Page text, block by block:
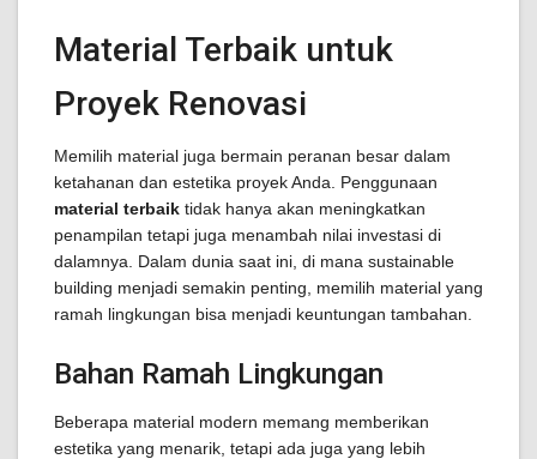
Material Terbaik untuk
Proyek Renovasi
Memilih material juga bermain peranan besar dalam
ketahanan dan estetika proyek Anda. Penggunaan
material terbaik tidak hanya akan meningkatkan
penampilan tetapi juga menambah nilai investasi di
dalamnya. Dalam dunia saat ini, di mana sustainable
building menjadi semakin penting, memilih material yang
ramah lingkungan bisa menjadi keuntungan tambahan.
Bahan Ramah Lingkungan
Beberapa material modern memang memberikan
estetika yang menarik, tetapi ada juga yang lebih